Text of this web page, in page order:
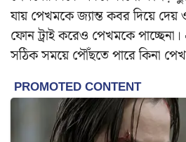
যায় পেখমকে জ্যান্ত কবর দিয়ে
ফোন ট্রাই করেও পেখমকে
সঠিক সময়ে পৌঁছতে পারে কিনা